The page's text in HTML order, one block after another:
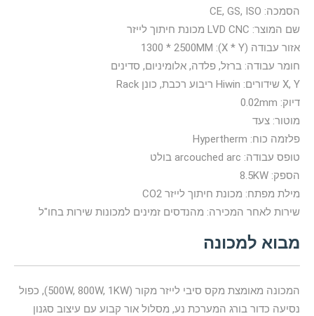
הסמכה: CE, GS, ISO
שם המוצר: LVD CNC מכונת חיתוך לייזר
אזור עבודה (X * Y): 1300 * 2500MM
חומר עבודה: ברזל, פלדה, אלומיניום, סדינים
X, Y שידורים: Hiwin ריבוע רכבת, כונן Rack
דיוק: 0.02mm
מוטור: צעד
פלזמה כוח: Hypertherm
טופס עבודה: arcouched arc בולט
הספק: 8.5KW
מילת מפתח: מכונת חיתוך לייזר CO2
שירות לאחר המכירה: מהנדסים זמינים למכונות שירות בחו"ל
מבוא למכונה
המכונה מאומצת מקס סיבי לייזר מקור (500W, 800W, 1KW), כפול
נסיעה כדור בורג המערכת נע, מסלול אור קבוע עם עיצוב סגנון